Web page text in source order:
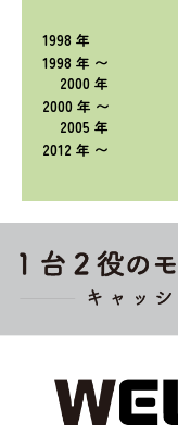
1998 年
1998 年 〜
2000 年
2000 年 〜
2005 年
2012 年 〜